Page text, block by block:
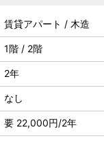
賃貸アパート / 木造
1階 / 2階
2年
なし
要 22,000円/2年